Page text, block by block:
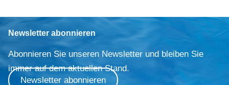
Newsletter abonnieren
Abonnieren Sie unseren Newsletter und bleiben Sie
immer auf dem aktuellen Stand.
Newsletter abonnieren